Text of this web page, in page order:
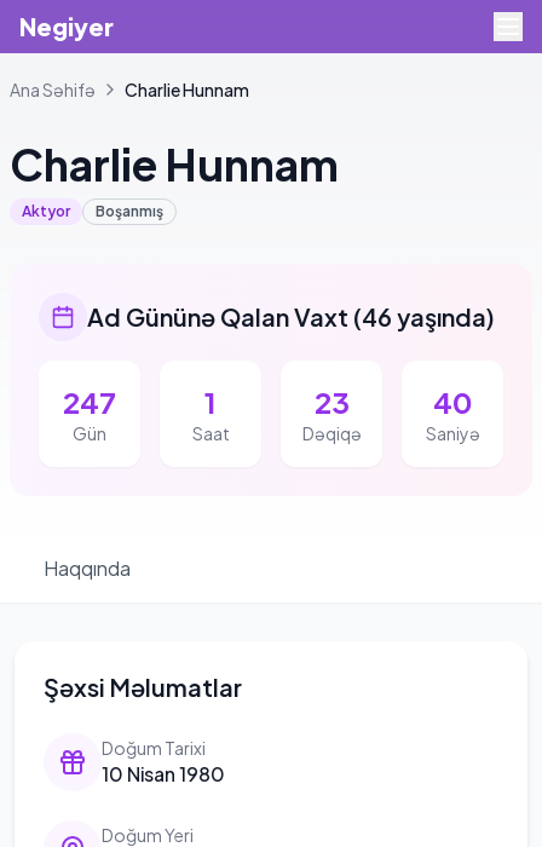
Negiyer
Ana Səhifə CharlieHunnam
Charlie Hunnam
Aktyor Boşanmış
Ad Gününə Qalan Vaxt (46 yaşında)
247
Gün
1
Saat
23
Dəqiqə
39
Saniyə
Haqqında
Şəxsi Məlumatlar
Doğum Tarixi
10 Nisan 1980
Doğum Yeri